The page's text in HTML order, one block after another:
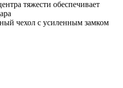
тяжести обеспечивает
чехол с усиленным замком